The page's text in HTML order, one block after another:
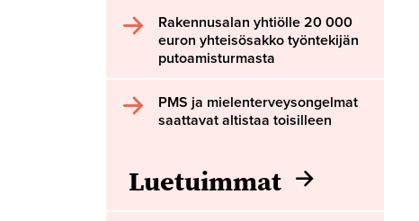
Rakennusalan yhtiölle 20 000
euron yhteisösakko työntekijän
putoamisturmasta
PMS ja mielenterveysongelmat
saattavat altistaa toisilleen
Luetuimmat